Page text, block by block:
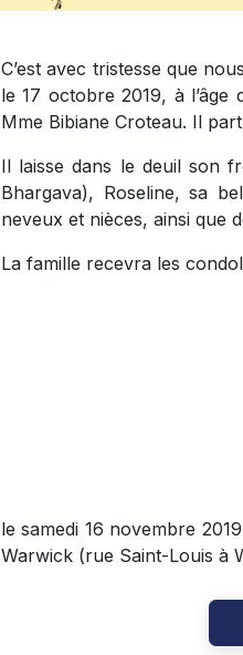
C’est avec tristesse que
le 17 octobre 2019, à
Mme Bibiane Croteau. Il
Il laisse dans le deuil son
Bhargava), Roseline, sa
neveux et nièces, ainsi que
La famille recevra les
le samedi 16 novembre
Warwick (rue Saint-Louis à